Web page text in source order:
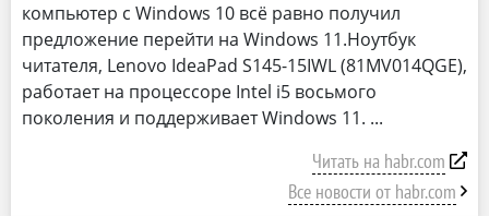
компьютер с Windows 10 всё равно получил
предложение перейти на Windows 11.Ноутбук
читателя, Lenovo IdeaPad S145-15IWL (81MV014QGE),
работает на процессоре Intel i5 восьмого
поколения и поддерживает Windows 11.
Читать на habr.com
Все новости от habr.com